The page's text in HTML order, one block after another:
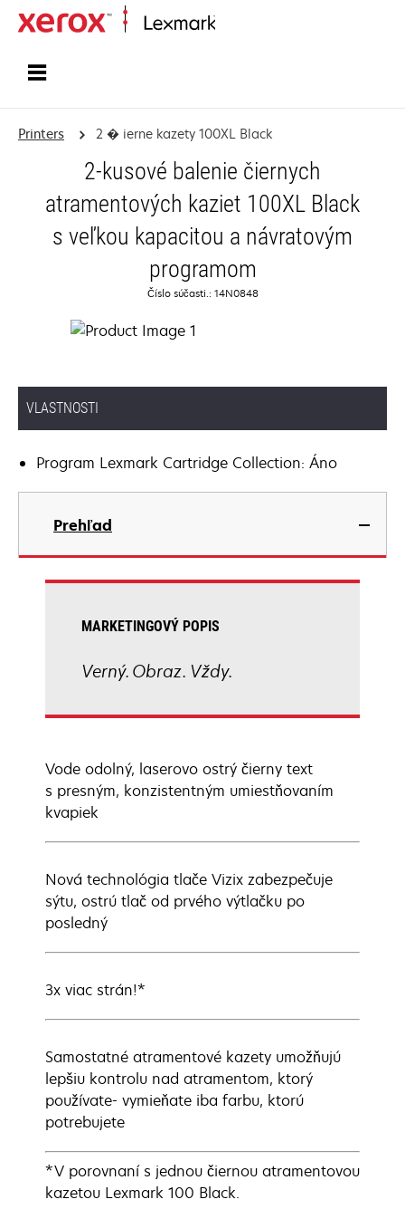
Printers 2 � ierne kazety 100XL Black
2-kusové balenie čiernych
atramentových kaziet 100XL Black
s veľkou kapacitou a návratovým
programom
Číslo súčasti.: 14N0848
VLASTNOSTI
Program Lexmark Cartridge Collection: Áno
Prehľad
MARKETINGOVÝ POPIS
Verný. Obraz. Vždy.
Vode odolný, laserovo ostrý čierny text
s presným, konzistentným umiestňovaním
kvapiek
Nová technológia tlače Vizix zabezpečuje
sýtu, ostrú tlač od prvého výtlačku po
posledný
3x viac strán!*
Samostatné atramentové kazety umožňujú
lepšiu kontrolu nad atramentom, ktorý
používate- vymieňate iba farbu, ktorú
potrebujete
*V porovnaní s jednou čiernou atramentovou
kazetou Lexmark 100 Black.